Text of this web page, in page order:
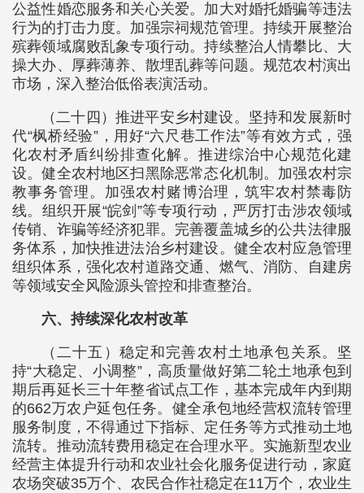
公益性婚恋服务和关心关爱。加大对婚托婚骗等违法
行为的打击力度。加强宗祠规范管理。持续开展整治
殡葬领域腐败乱象专项行动。持续整治人情攀比、大
操大办、厚葬薄养、散埋乱葬等问题。规范农村演出
市场，深入整治低俗表演活动。
（二十四）推进平安乡村建设。坚持和发展新时
代“枫桥经验”，用好“六尺巷工作法”等有效方式，强
化农村矛盾纠纷排查化解。推进综治中心规范化建
设。健全农村地区扫黑除恶常态化机制。加强农村宗
教事务管理。加强农村赌博治理，筑牢农村禁毒防
线。组织开展“皖剑”等专项行动，严厉打击涉农领域
传销、诈骗等经济犯罪。完善覆盖城乡的公共法律服
务体系，加快推进法治乡村建设。健全农村应急管理
组织体系，强化农村道路交通、燃气、消防、自建房
等领域安全风险源头管控和排查整治。
六、持续深化农村改革
（二十五）稳定和完善农村土地承包关系。坚
持“大稳定、小调整”，高质量做好第二轮土地承包到
期后再延长三十年整省试点工作，基本完成年内到期
的662万农户延包任务。健全承包地经营权流转管理
服务制度，不得通过下指标、定任务等方式推动土地
流转。推动流转费用稳定在合理水平。实施新型农业
经营主体提升行动和农业社会化服务促进行动，家庭
农场突破35万个、农民合作社稳定在11万个，农业生